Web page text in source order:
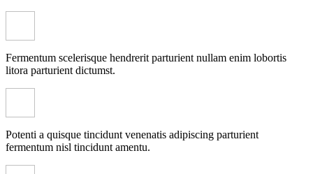
Fermentum scelerisque hendrerit parturient nullam enim lobortis
litora parturient dictumst.
Potenti a quisque tincidunt venenatis adipiscing parturient
fermentum nisl tincidunt amentu.